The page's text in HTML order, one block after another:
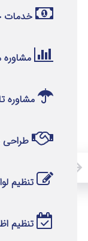
خدمات
مشاوره
مشاوره
طراحی
تنظیم
تنظیم